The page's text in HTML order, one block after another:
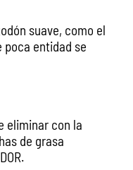
suave, como el
poca entidad se
eliminar con la
de grasa